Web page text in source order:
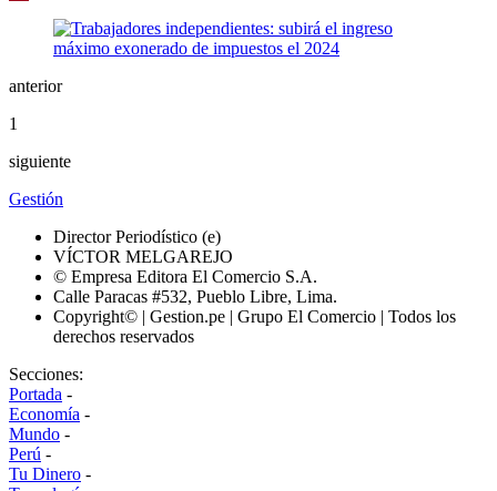
anterior
1
siguiente
Gestión
Director Periodístico (e)
VÍCTOR MELGAREJO
© Empresa Editora El Comercio S.A.
Calle Paracas #532, Pueblo Libre, Lima.
Copyright© | Gestion.pe | Grupo El Comercio | Todos los
derechos reservados
Secciones:
Portada -
Economía -
Mundo -
Perú -
Tu Dinero -